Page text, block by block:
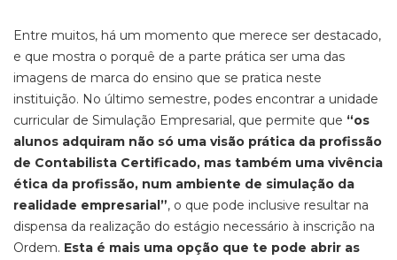
Entre muitos, há um momento que merece ser destacado,
e que mostra o porquê de a parte prática ser uma das
imagens de marca do ensino que se pratica neste
instituição. No último semestre, podes encontrar a unidade
curricular de Simulação Empresarial, que permite que “os
alunos adquiram não só uma visão prática da profissão
de Contabilista Certificado, mas também uma vivência
ética da profissão, num ambiente de simulação da
realidade empresarial”, o que pode inclusive resultar na
dispensa da realização do estágio necessário à inscrição na
Ordem. Esta é mais uma opção que te pode abrir as